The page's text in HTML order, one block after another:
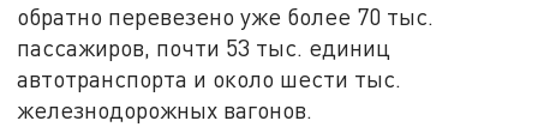
обратно перевезено уже более 70 тыс.
пассажиров, почти 53 тыс. единиц
автотранспорта и около шести тыс.
железнодорожных вагонов.